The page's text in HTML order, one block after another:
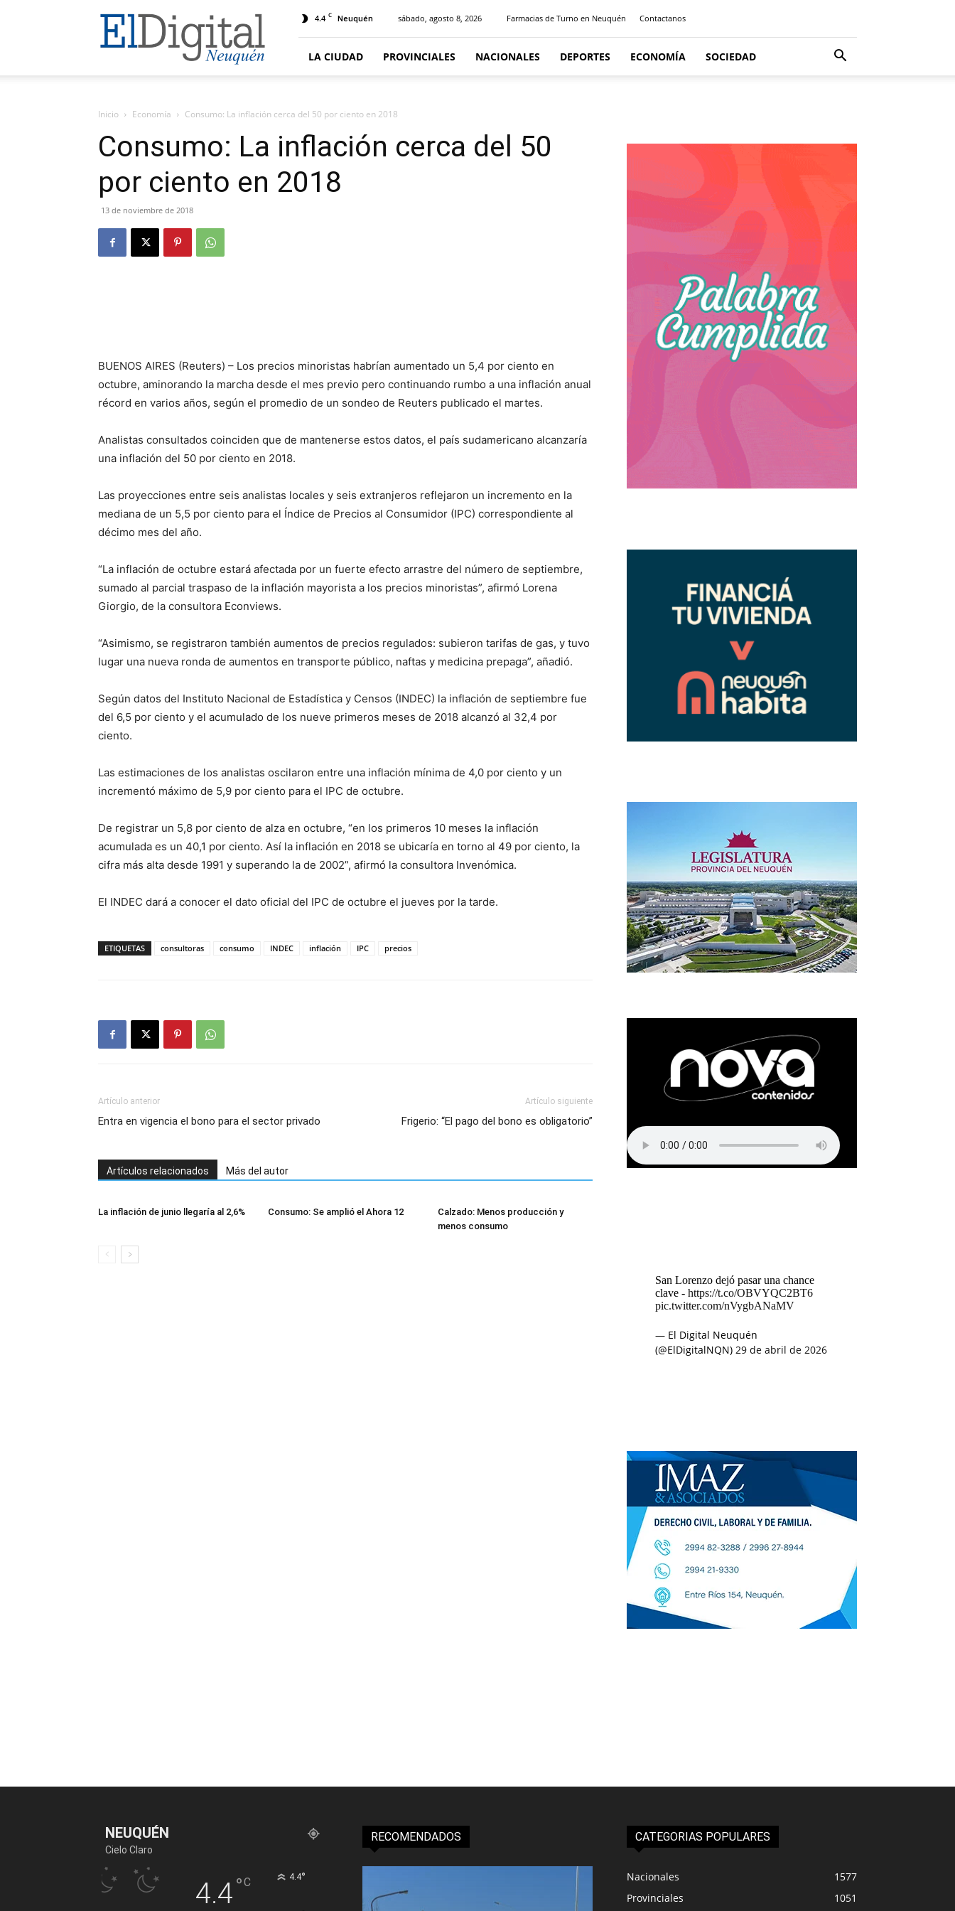
El
Digital
Neuquen
4.4 C Neuquén sábado, agosto 8, 2026 Farmacias de Turno en Neuquén Contactanos
LA CIUDAD PROVINCIALES NACIONALES DEPORTES ECONOMÍA SOCIEDAD
Inicio Economía Consumo: La inflación cerca del 50 por ciento en 2018
Consumo: La inflación cerca del 50
por ciento en 2018
13 de noviembre de 2018
BUENOS AIRES (Reuters) – Los precios minoristas habrían aumentado un 5,4 por ciento en
octubre, aminorando la marcha desde el mes previo pero continuando rumbo a una inflación anual
récord en varios años, según el promedio de un sondeo de Reuters publicado el martes.
Analistas consultados coinciden que de mantenerse estos datos, el país sudamericano alcanzaría
una inflación del 50 por ciento en 2018.
Las proyecciones entre seis analistas locales y seis extranjeros reflejaron un incremento en la
mediana de un 5,5 por ciento para el Índice de Precios al Consumidor (IPC) correspondiente al
décimo mes del año.
“La inflación de octubre estará afectada por un fuerte efecto arrastre del número de septiembre,
sumado al parcial traspaso de la inflación mayorista a los precios minoristas”, afirmó Lorena
Giorgio, de la consultora Econviews.
“Asimismo, se registraron también aumentos de precios regulados: subieron tarifas de gas, y tuvo
lugar una nueva ronda de aumentos en transporte público, naftas y medicina prepaga”, añadió.
Según datos del Instituto Nacional de Estadística y Censos (INDEC) la inflación de septiembre fue
del 6,5 por ciento y el acumulado de los nueve primeros meses de 2018 alcanzó al 32,4 por
ciento.
Las estimaciones de los analistas oscilaron entre una inflación mínima de 4,0 por ciento y un
incrementó máximo de 5,9 por ciento para el IPC de octubre.
De registrar un 5,8 por ciento de alza en octubre, “en los primeros 10 meses la inflación
acumulada es un 40,1 por ciento. Así la inflación en 2018 se ubicaría en torno al 49 por ciento, la
cifra más alta desde 1991 y superando la de 2002”, afirmó la consultora Invenómica.
El INDEC dará a conocer el dato oficial del IPC de octubre el jueves por la tarde.
ETIQUETAS consultoras consumo INDEC inflación IPC precios
Artículo anterior
Entra en vigencia el bono para el sector privado
Artículo siguiente
Frigerio: “El pago del bono es obligatorio”
Artículos relacionados Más del autor
La inflación de junio llegaría al 2,6% Consumo: Se amplió el Ahora 12
Calzado: Menos producción y
menos consumo
San Lorenzo dejó pasar una chance
clave - https://t.co/OBVYQC2BT6
pic.twitter.com/nVygbANaMV
— El Digital Neuquén
(@ElDigitalNQN) 29 de abril de 2026
NEUQUÉN
Cielo Claro
4.4°C 4.4°
RECOMENDADOS CATEGORIAS POPULARES
Nacionales
1577
Provinciales
1051